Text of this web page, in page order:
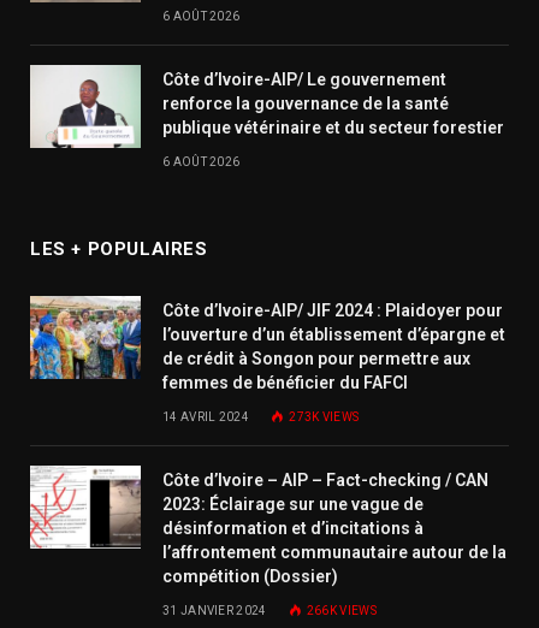
6 AOÛT 2026
Côte d’Ivoire-AIP/ Le gouvernement
renforce la gouvernance de la santé
publique vétérinaire et du secteur forestier
6 AOÛT 2026
LES + POPULAIRES
Côte d’Ivoire-AIP/ JIF 2024 : Plaidoyer pour
l’ouverture d’un établissement d’épargne et
de crédit à Songon pour permettre aux
femmes de bénéficier du FAFCI
14 AVRIL 2024 273KVIEWS
Côte d’Ivoire – AIP – Fact-checking / CAN
2023: Éclairage sur une vague de
désinformation et d’incitations à
l’affrontement communautaire autour de la
compétition (Dossier)
31 JANVIER 2024 266KVIEWS